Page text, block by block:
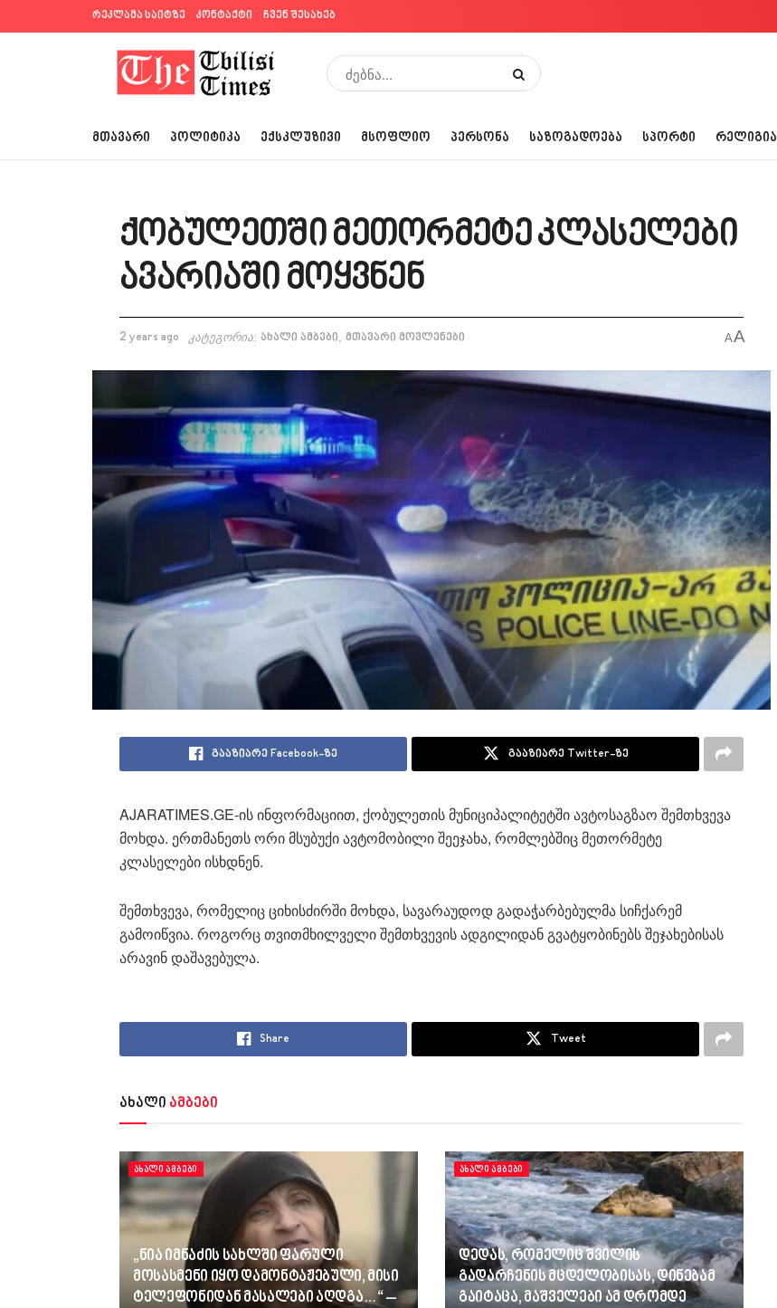
რეკლამა საიტზე კონტაქტი ჩვენ შესახებ
ᲛᲗᲐᲕᲐᲠᲘ ᲞᲝᲚᲘᲢᲘᲙᲐ ᲔᲥᲡᲙᲚᲣᲖᲘᲕᲘ ᲛᲡᲝᲤᲚᲘᲝ ᲞᲔᲠᲡᲝᲜᲐ ᲡᲐᲖᲝᲒᲐᲓᲝᲔᲑᲐ ᲡᲞᲝᲠᲢᲘ ᲠᲔᲚᲘᲒᲘᲐ
ქობულეთში მეთორმეტე კლასელები
ავარიაში მოყვნენ
2 years ago კატეგორია: ახალი ამბები, მთავარი მოვლენები AA
გააზიარე Facebook-ზე გააზიარე Twitter-ზე
AJARATIMES.GE-ის ინფორმაციით, ქობულეთის მუნიციპალიტეტში ავტოსაგზაო შემთხვევა
მოხდა. ერთმანეთს ორი მსუბუქი ავტომობილი შეეჯახა, რომლებშიც მეთორმეტე
კლასელები ისხდნენ.
შემთხვევა, რომელიც ციხისძირში მოხდა, სავარაუდოდ გადაჭარბებულმა სიჩქარემ
გამოიწვია. როგორც თვითმხილველი შემთხვევის ადგილიდან გვატყობინებს შეჯახებისას
არავინ დაშავებულა.
Share Tweet
ახალი ამბები
ᲐᲮᲐᲚᲘ ᲐᲛᲑᲔᲑᲘ
„ნია იმნაძის სახლში ფარული
მოსასმენი იყო დამონტაჟებული, მისი
ტელეფონიდან მასალები აღდგა…“ –
ᲐᲮᲐᲚᲘ ᲐᲛᲑᲔᲑᲘ
დედას, რომელიც შვილის
გადარჩენის მცდელობისას, დინებამ
გაიტაცა, მაშველები ამ დრომდე